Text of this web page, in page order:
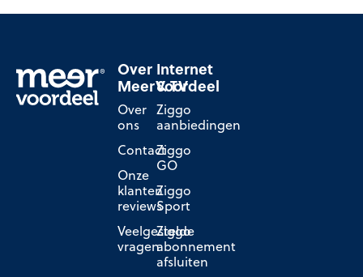
Over
MeerVoordeel
Over
ons
Contact
Onze
klanten
reviews
Veelgestelde
vragen
Internet
& TV
Ziggo
aanbiedingen
Ziggo
GO
Ziggo
Sport
Ziggo
abonnement
afsluiten